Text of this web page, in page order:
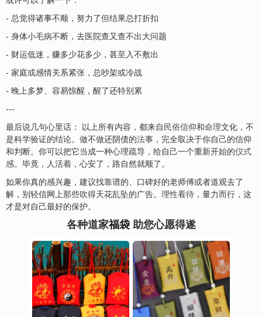
- 总觉得诸事不顺，努力了但结果总打折扣
- 身体小毛病不断，去医院查又查不出大问题
- 财运低迷，赚多少花多少，甚至入不敷出
- 家庭或感情关系紧张，总吵架或冷战
- 晚上多梦、容易惊醒，醒了还特别累
---
最后说几句心里话： 以上所有内容，都来自民俗信仰和命理文化，不
是科学验证的结论。做不做还阴债的法事 ，完全取决于你自己的信仰
和判断。你可以把它当成一种心理疏导，给自己一个重新开始的仪式
感。毕竟，人活着，心安了，路自然就顺了。
如果你真的感兴趣，建议找靠谱的、口碑好的老师傅或者道观去了
解，别轻信网上那些吹得天花乱坠的广告。 理性看待 ，量力而行，这
才是对自己最好的保护。
各种道家福袋助您心愿得遂